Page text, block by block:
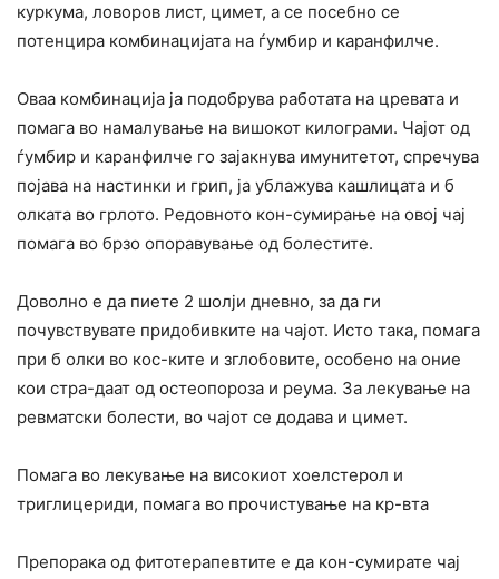
куркума, ловоров лист, цимет, а се посебно се
потенцира комбинацијата на ѓумбир и каранфилче.
Оваа комбинација ја подобрува работата на цревата и
помага во намалување на вишокот килограми. Чајот од
ѓумбир и каранфилче го зајакнува имунитетот, спречува
појава на настинки и грип, ја ублажува кашлицата и б
олката во грлото. Редовното кон-сумирање на овој чај
помага во брзо опоравување од болестите.
Доволно е да пиете 2 шолји дневно, за да ги
почувствувате придобивките на чајот. Исто така, помага
при б олки во кос-ките и зглобовите, особено на оние
кои стра-даат од остеопороза и реума. За лекување на
ревматски болести, во чајот се додава и цимет.
Помага во лекување на високиот хоелстерол и
триглицериди, помага во прочистување на кр-вта
Препорака од фитотерапевтите е да кон-сумирате чај